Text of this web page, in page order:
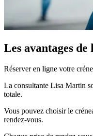
Les avantages
Réserver en ligne votre
La consultante Lisa Martin
totale.
Vous pouvez choisir le
rendez-vous.